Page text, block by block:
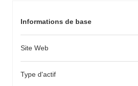
Informations de base
Site Web
Type d'actif